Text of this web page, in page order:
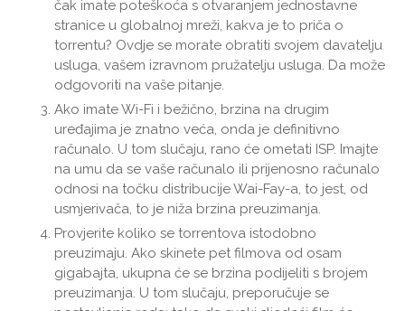
čak imate poteškoća s otvaranjem jednostavne
stranice u globalnoj mreži, kakva je to priča o
torrentu? Ovdje se morate obratiti svojem davatelju
usluga, vašem izravnom pružatelju usluga. Da može
odgovoriti na vaše pitanje.
Ako imate Wi-Fi i bežično, brzina na drugim
uređajima je znatno veća, onda je definitivno
računalo. U tom slučaju, rano će ometati ISP. Imajte
na umu da se vaše računalo ili prijenosno računalo
odnosi na točku distribucije Wai-Fay-a, to jest, od
usmjerivača, to je niža brzina preuzimanja.
Provjerite koliko se torrentova istodobno
preuzimaju. Ako skinete pet filmova od osam
gigabajta, ukupna će se brzina podijeliti s brojem
preuzimanja. U tom slučaju, preporučuje se